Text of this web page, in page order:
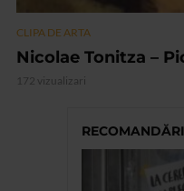
CLIPA DE ARTA
Nicolae Tonitza –
172 vizualizari
RECOMANDĂRI